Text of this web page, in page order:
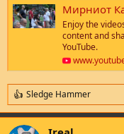
Мирниот
Enjoy the
content and
YouTube.
R
e
a
Sledge Hammer